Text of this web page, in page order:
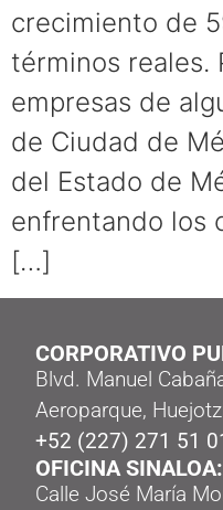
crecimiento de
términos reales.
empresas de
de Ciudad de
del Estado de
enfrentando los
[…]
CORPORATIVO
Blvd. Manuel
Aeroparque,
+52 (227) 271 51
OFICINA SINALOA:
Calle José María